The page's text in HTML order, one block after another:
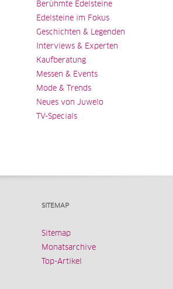
Berühmte Edelsteine
Edelsteine im Fokus
Geschichten & Legenden
Interviews & Experten
Kaufberatung
Messen & Events
Mode & Trends
Neues von Juwelo
TV-Specials
SITEMAP
Sitemap
Monatsarchive
Top-Artikel